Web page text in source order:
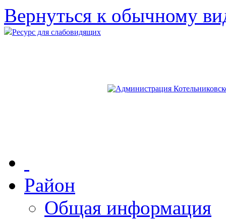
Вернуться к обычному
Ресурс для слабовидящих
Район
Общая информация